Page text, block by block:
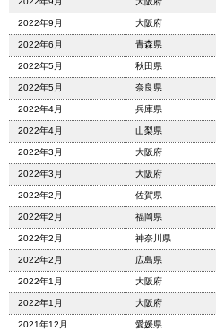
2022年9月 大阪府
2022年6月 青森県
2022年5月 秋田県
2022年5月 奈良県
2022年4月 兵庫県
2022年4月 山梨県
2022年3月 大阪府
2022年3月 大阪府
2022年2月 佐賀県
2022年2月 福岡県
2022年2月 神奈川県
2022年2月 広島県
2022年1月 大阪府
2022年1月 大阪府
2021年12月 愛媛県